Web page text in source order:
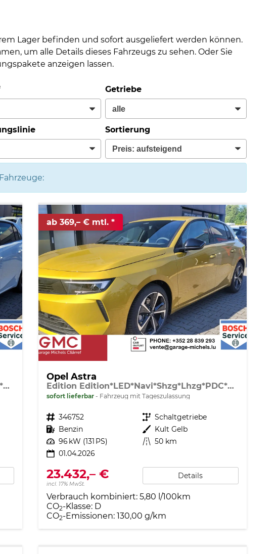
Lager befinden und sofort ausgeliefert werden können.
um alle Details dieses Fahrzeugs zu sehen. Oder Sie
anzeigen lassen.
Getriebe
Sortierung
Edition Edition*LED*Navi*Shzg*Lhzg*PDC*Cam*17Zoll*
ab 369,– € mtl.
Opel Astra
Edition Edition*LED*Navi*Shzg*Lhzg*PDC*Cam*17Zoll*
sofort lieferbar Fahrzeug mit Tageszulassung
Fahrzeugnr. 346752 Getriebe Schaltgetriebe
Kraftstoff Benzin Außenfarbe Kult Gelb
Leistung 96 kW (131 PS) Kilometerstand 50 km
01.04.2026
23.432,– €
incl. 17% MwSt.
Details
Verbrauch kombiniert: 5,80 l/100km
CO2-Klasse: D
CO2-Emissionen: 130,00 g/km